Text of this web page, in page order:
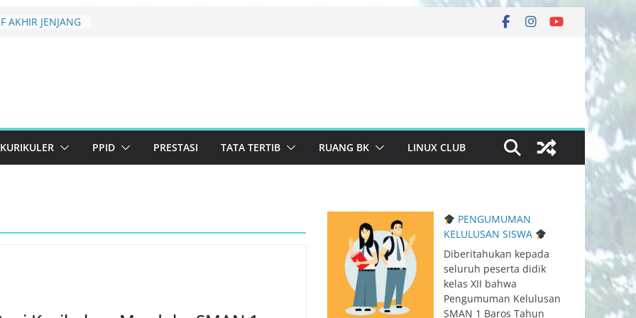
AKHIR JENJANG
2026 SMAN
Konservasi
2026 Resmi
CREATIVE
PPID PRESTASI TATA TERTIB RUANG BK LINUX CLUB
PENGUMUMAN
KELULUSAN SISWA
Diberitahukan kepada
seluruh peserta didik
kelas XII bahwa
Pengumuman Kelulusan
SMAN 1 Baros Tahun